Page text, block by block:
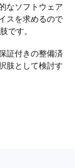
なソフトウェア
スを求めるので
です。
証付きの整備済
肢として検討す